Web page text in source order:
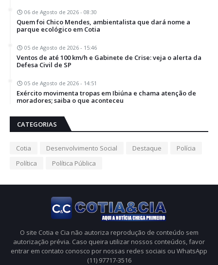
06 de Agosto de 2026 - 08:30
Quem foi Chico Mendes, ambientalista que dará nome a
parque ecológico em Cotia
05 de Agosto de 2026 - 15:46
Ventos de até 100 km/h e Gabinete de Crise: veja o alerta da
Defesa Civil de SP
05 de Agosto de 2026 - 14:51
Exército movimenta tropas em Ibiúna e chama atenção de
moradores; saiba o que aconteceu
CATEGORIAS
Cotia Desenvolvimento Social Destaque
Polícia
Política
Política Pública
O site Cotia e Cia não autoriza reprodução de conteúdo sem
autorização prévia. Caso queira utilizar nossos conteúdos, favor
entrar em contato conosco por nossas redes sociais ou WhatsApp
(11) 97717-3516